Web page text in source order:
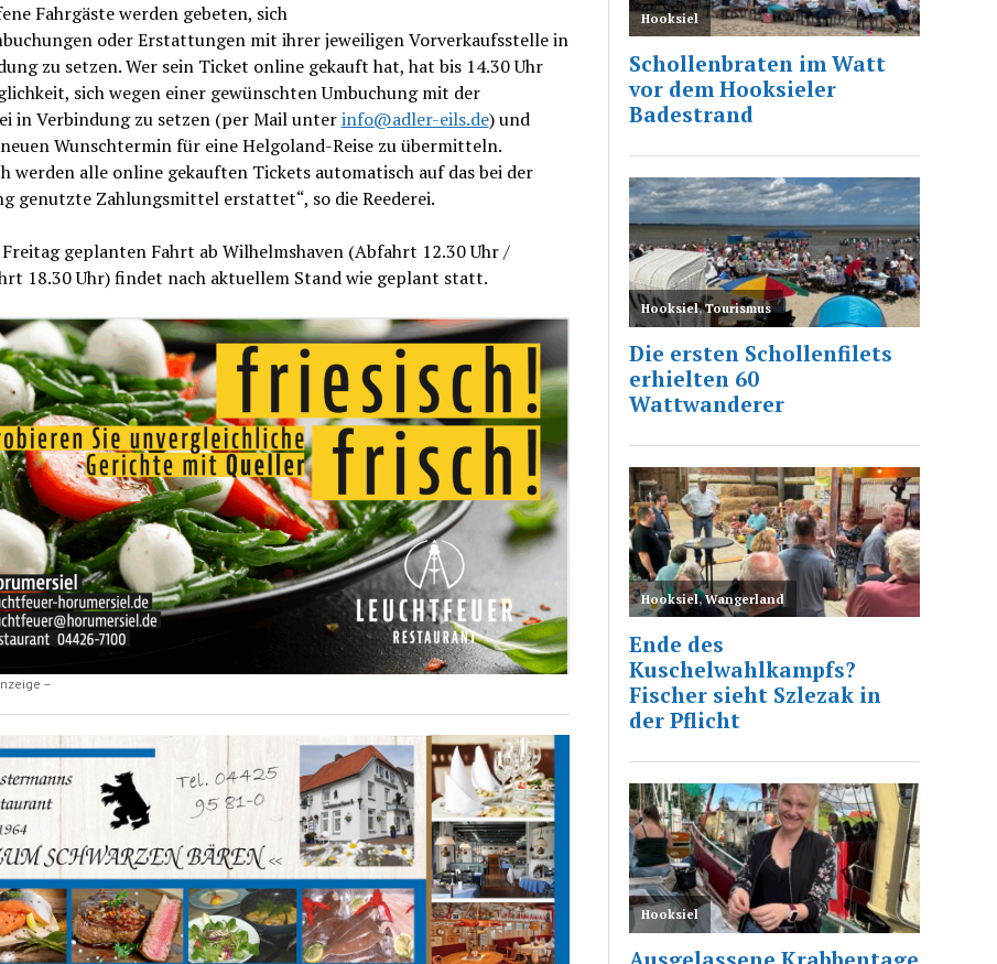
Fahrgäste werden gebeten, sich
oder Erstattungen mit ihrer jeweiligen Vorverkaufsstelle in
zu setzen. Wer sein Ticket online gekauft hat, hat bis 14.30 Uhr
sich wegen einer gewünschten Umbuchung mit der
in Verbindung zu setzen (per Mail unterinfo@adler-eils.de) und
Wunschtermin für eine Helgoland-Reise zu übermitteln.
werden alle online gekauften Tickets automatisch auf das bei der
genutzte Zahlungsmittel erstattet“, so die Reederei.
geplanten Fahrt ab Wilhelmshaven (Abfahrt 12.30 Uhr /
18.30 Uhr) findet nach aktuellem Stand wie geplant statt.
–